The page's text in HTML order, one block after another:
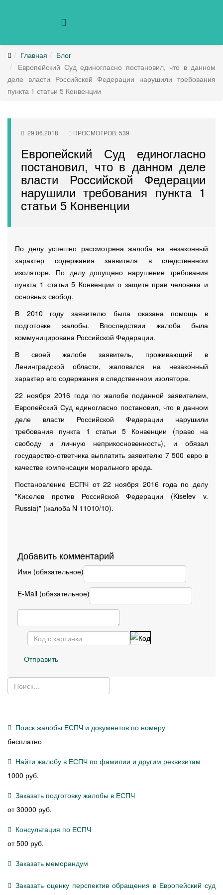
Главная
Блог
Европейский Суд единогласно постановил, что в данном
деле власти Российской Федерации нарушили требования
пункта 1 статьи 5 Конвенции
29.06.2018 ПРОСМОТРОВ: 539
Европейский Суд единогласно
постановил, что в данном деле
власти Российской Федерации
нарушили требования пункта 1
статьи 5 Конвенции
По делу успешно рассмотрена жалоба на незаконный
характер содержания заявителя в следственном
изоляторе. По делу допущено нарушение требования
пункта 1 статьи 5 Конвенции о защите прав человека и
основных свобод.
В 2010 году заявителю была оказана помощь в
подготовке жалобы. Впоследствии жалоба была
коммуницирована Российской Федерации.
В своей жалобе заявитель, проживающий в
Ленинградской области, жаловался на незаконный
характер его содержания в следственном изоляторе.
22 ноября 2016 года по жалобе поданной заявителем,
Европейский Суд единогласно постановил, что в данном
деле власти Российской Федерации нарушили
требования пункта 1 статьи 5 Конвенции (право на
свободу и личную неприкосновенность), и обязал
государство-ответчика выплатить заявителю 7 500 евро в
качестве компенсации морального вреда.
Постановление ЕСПЧ от 22 ноября 2016 года по делу
"Киселев против Российской Федерации (Kiselev v.
Russia)" (жалоба N 11010/10).
Добавить комментарий
Имя (обязательное)
E-Mail (обязательное)
Отправить
Поиск жалобы ЕСПЧ и документов по номеру
бесплатно
Найти жалобу в ЕСПЧ по фамилии и другим реквизитам
1000 руб.
Заказать подготовку жалобы в ЕСПЧ
от 30000 руб.
Консультация по ЕСПЧ
от 500 руб.
Заказать меморандум
Заказать оценку перспектив обращения в Европейский суд